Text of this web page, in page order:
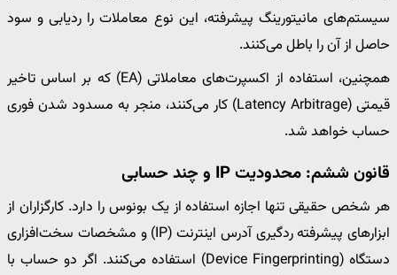
سیستم‌های مانیتورینگ پیشرفته، این نوع معاملات را ردیابی و سود
حاصل از آن را باطل می‌کنند.
همچنین، استفاده از اکسپرت‌های معاملاتی (EA) که بر اساس تاخیر
قیمتی (Latency Arbitrage) کار می‌کنند، منجر به مسدود شدن فوری
حساب خواهد شد.
قانون ششم: محدودیت IP و چند حسابی
هر شخص حقیقی تنها اجازه استفاده از یک بونوس را دارد. کارگزاران از
ابزارهای پیشرفته ردگیری آدرس اینترنت (IP) و مشخصات سخت‌افزاری
دستگاه (Device Fingerprinting) استفاده می‌کنند. اگر دو حساب با